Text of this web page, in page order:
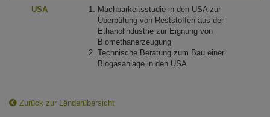
USA
Machbarkeitsstudie in den USA zur
Überpüfung von Reststoffen aus der
Ethanolindustrie zur Eignung von
Biomethanerzeugung
Technische Beratung zum Bau einer
Biogasanlage in den USA
Zurück zur Länderübersicht